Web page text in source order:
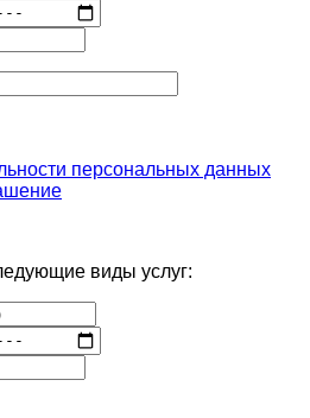
персональных данных
виды услуг: